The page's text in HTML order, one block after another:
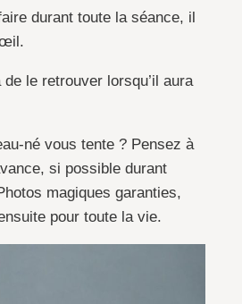
durant toute la séance, il
œil.
le retrouver lorsqu’il aura
né vous tente ? Pensez à
si possible durant
magiques garanties,
pour toute la vie.